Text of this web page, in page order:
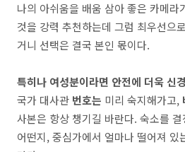
나의 아쉬움을 배움 삼아 좋은 카메라
것을 강력 추천하는데 그럼 최우선으
거니 선택은 결국 본인 몫이다.
특히나 여성분이라면 안전에 더욱 신
국가 대사관 번호는 미리 숙지해가고,
사본은 항상 챙기길 바란다. 숙소를
어떤지, 중심가에서 얼마나 떨어져 있